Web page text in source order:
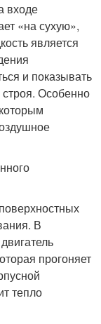
входе
«на сухую»,
является
и показывать
Особенно
В
прогоняет
тепло